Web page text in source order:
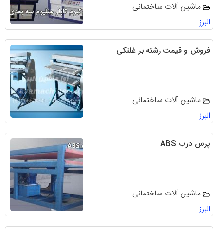
ماشین آلات ساختمانی
البرز
فروش و قیمت رشته بر غلتکی
ماشین آلات ساختمانی
البرز
⁯پرس درب ABS
ماشین آلات ساختمانی
البرز